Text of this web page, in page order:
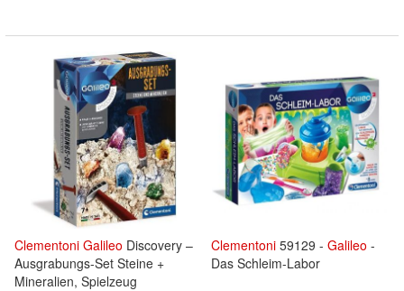
Clementoni Galileo Discovery –
Ausgrabungs-Set Steine +
Mineralien, Spielzeug
Clementoni 59129 - Galileo -
Das Schleim-Labor